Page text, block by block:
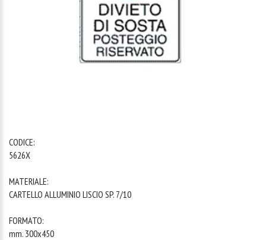
CODICE:
5626X
MATERIALE:
CARTELLO ALLUMINIO LISCIO SP. 7/10
FORMATO:
mm. 300x450